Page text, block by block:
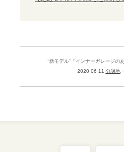
“新モデル”『インナーガレージの
2020 06 11 分譲地